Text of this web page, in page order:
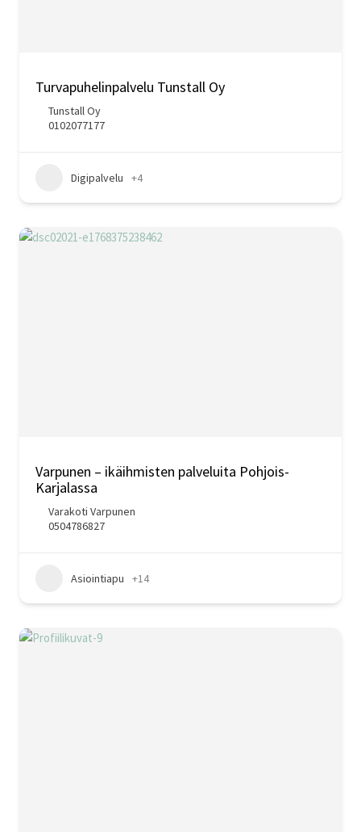
Turvapuhelinpalvelu Tunstall Oy
Tunstall Oy
0102077177
Digipalvelu +4
Varpunen – ikäihmisten palveluita Pohjois-
Karjalassa
Varakoti Varpunen
0504786827
Asiointiapu +14